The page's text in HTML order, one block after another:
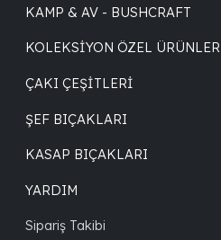
KAMP & AV - BUSHCRAFT
KOLEKSIYON ÖZEL ÜRÜNLER
ÇAKI ÇEŞITLERI
ŞEF BIÇAKLARI
KASAP BIÇAKLARI
YARDIM
Sipariş Takibi